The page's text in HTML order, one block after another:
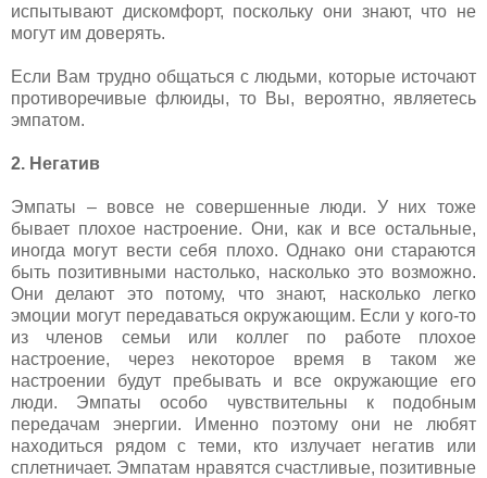
испытывают дискомфорт, поскольку они знают, что не
могут им доверять.
Если Вам трудно общаться с людьми, которые источают
противоречивые флюиды, то Вы, вероятно, являетесь
эмпатом.
2. Негатив
Эмпаты – вовсе не совершенные люди. У них тоже
бывает плохое настроение. Они, как и все остальные,
иногда могут вести себя плохо. Однако они стараются
быть позитивными настолько, насколько это возможно.
Они делают это потому, что знают, насколько легко
эмоции могут передаваться окружающим. Если у кого-то
из членов семьи или коллег по работе плохое
настроение, через некоторое время в таком же
настроении будут пребывать и все окружающие его
люди. Эмпаты особо чувствительны к подобным
передачам энергии. Именно поэтому они не любят
находиться рядом с теми, кто излучает негатив или
сплетничает. Эмпатам нравятся счастливые, позитивные